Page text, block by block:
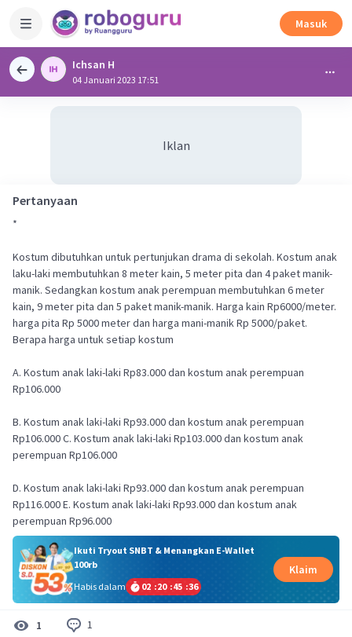
Masuk
Ichsan H
04 Januari 2023 17:51
Iklan
Pertanyaan
*
Kostum dibutuhkan untuk pertunjukan drama di sekolah. Kostum anak
laku-laki membutuhkan 8 meter kain, 5 meter pita dan 4 paket manik-
manik. Sedangkan kostum anak perempuan membutuhkan 6 meter
kain, 9 meter pita dan 5 paket manik-manik. Harga kain Rp6000/meter.
harga pita Rp 5000 meter dan harga mani-manik Rp 5000/paket.
Berapa harga untuk setiap kostum
A. Kostum anak laki-laki Rp83.000 dan kostum anak perempuan
Rp106.000
B. Kostum anak laki-laki Rp93.000 dan kostum anak perempuan
Rp106.000 C. Kostum anak laki-laki Rp103.000 dan kostum anak
perempuan Rp106.000
D. Kostum anak laki-laki Rp93.000 dan kostum anak perempuan
Rp116.000 E. Kostum anak laki-laki Rp93.000 dan kostum anak
perempuan Rp96.000
Ikuti Tryout SNBT & Menangkan E-Wallet
100rb
Habis dalam
02 :20 :45 :35
Klaim
1 1